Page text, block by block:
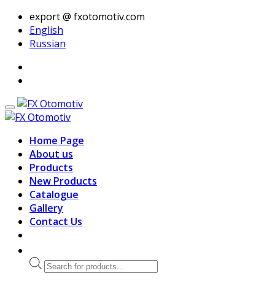
export @ fxotomotiv.com
English
Russian
Home Page
About us
Products
New Products
Catalogue
Gallery
Contact Us
Products
search